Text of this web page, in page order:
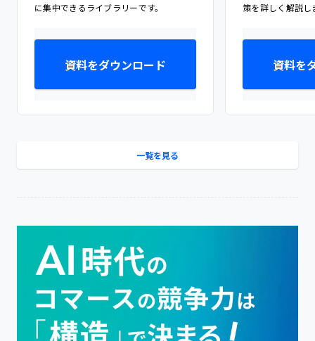
に集中できるライブラリーです。
資料をダウンロード
策を詳しく解説し
資料を
一覧を見る